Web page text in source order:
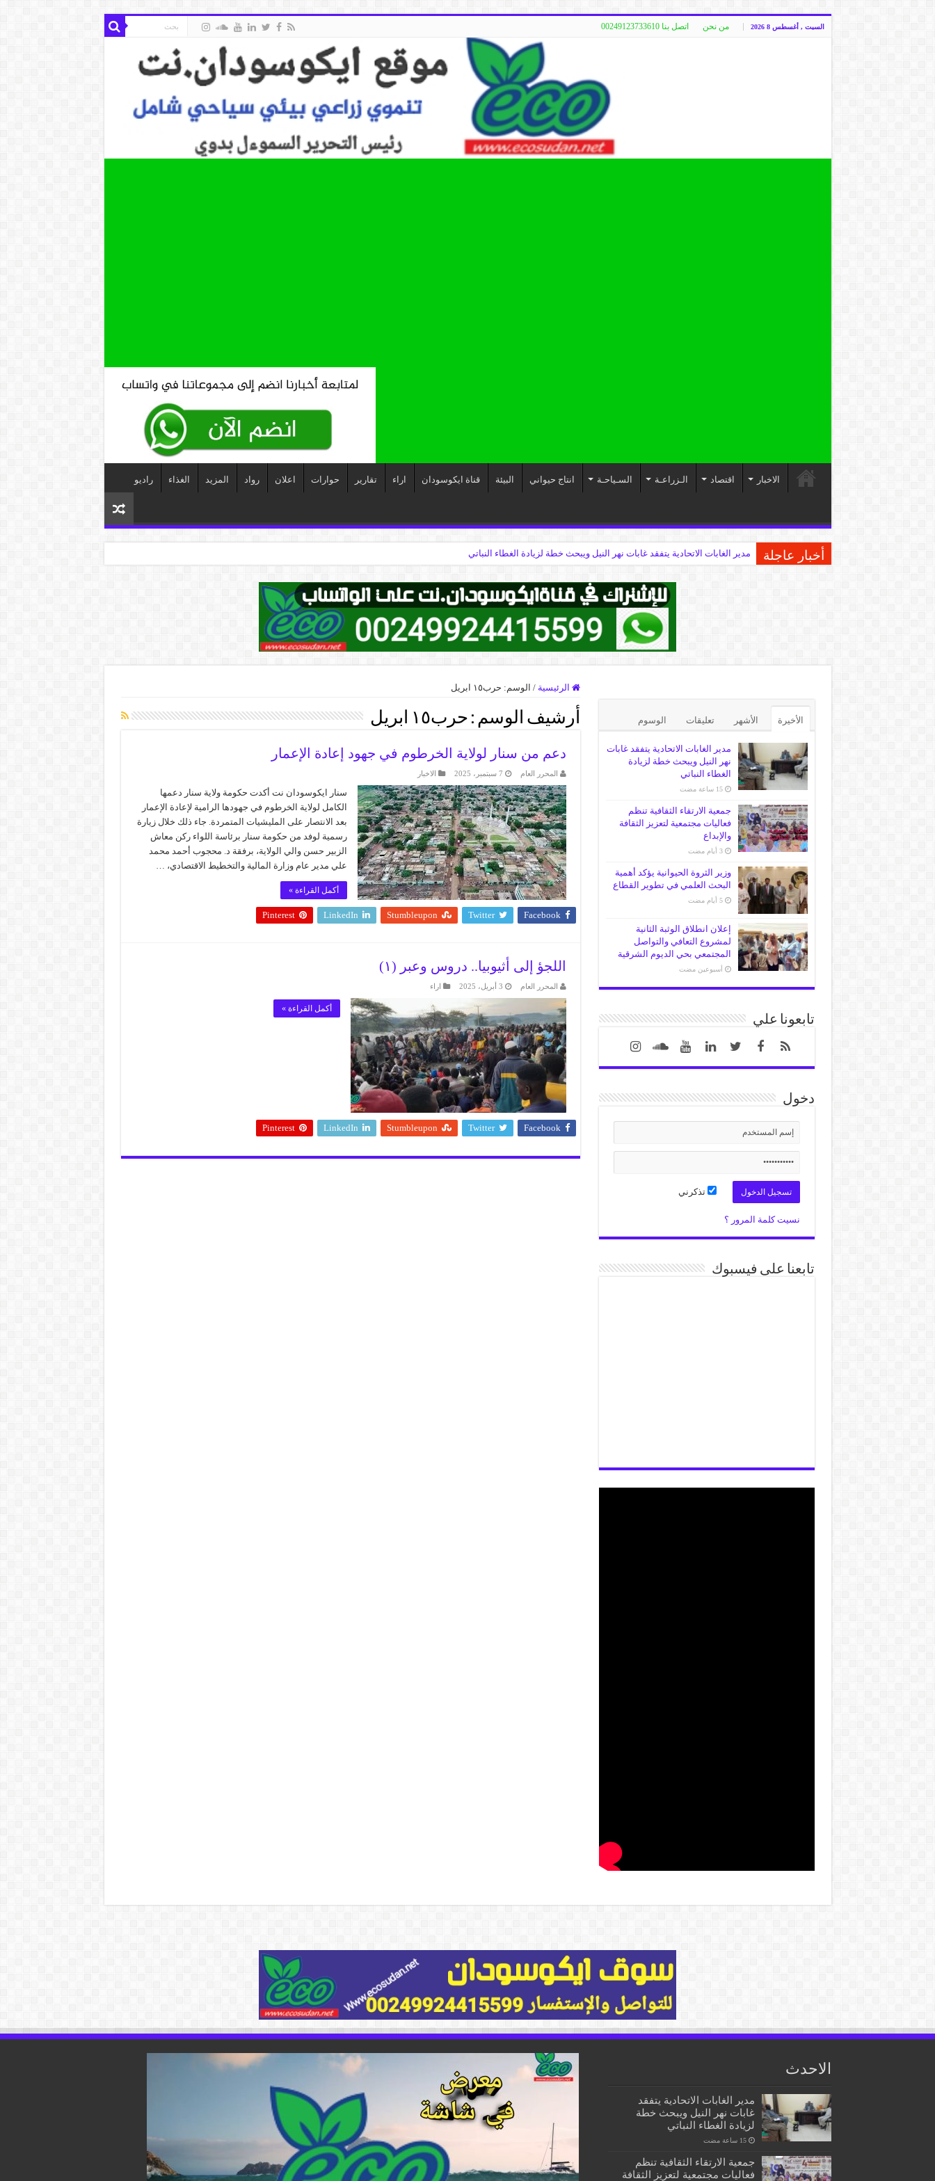
السبت , أغسطس 8 2026 من نحن اتصل بنا 00249123733610
الاخبار اقتصاد الـزراعـة السـياحـة انتاج حيواني البيئة قناة ايكوسودان اراء تقارير حوارات اعلان رواد المزيد الغذاء راديو
أخبار عاجلة مدير الغابات الاتحادية يتفقد غابات نهر النيل ويبحث خطة لزيادة الغطاء النباتي
الرئيسية / الوسم: حرب١٥ ابريل
أرشيف الوسم : حرب١٥ ابريل
دعم من سنار لولاية الخرطوم في جهود إعادة الإعمار
المحرر العام 7 سبتمبر، 2025 الاخبار
سنار ايكوسودان نت أكدت حكومة ولاية سنار دعمها
الكامل لولاية الخرطوم في جهودها الرامية لإعادة الإعمار
بعد الانتصار على المليشيات المتمردة. جاء ذلك خلال زيارة
رسمية لوفد من حكومة سنار برئاسة اللواء ركن معاش
الزبير حسن والي الولاية، برفقة د. محجوب أحمد محمد
علي مدير عام وزارة المالية والتخطيط الاقتصادي، …
أكمل القراءة »
Facebook
Twitter
Stumbleupon
LinkedIn
Pinterest
اللجؤ إلى أثيوبيا.. دروس وعبر (١)
المحرر العام 3 أبريل، 2025 اراء
أكمل القراءة »
Facebook
Twitter
Stumbleupon
LinkedIn
Pinterest
الأخيرة الأشهر تعليقات الوسوم
مدير الغابات الاتحادية يتفقد غابات
نهر النيل ويبحث خطة لزيادة
الغطاء النباتي
‏15 ساعة مضت
جمعية الارتقاء الثقافية تنظم
فعاليات مجتمعية لتعزيز الثقافة
والإبداع
‏3 أيام مضت
وزير الثروة الحيوانية يؤكد أهمية
البحث العلمي في تطوير القطاع
‏5 أيام مضت
إعلان انطلاق الوثبة الثانية
لمشروع التعافي والتواصل
المجتمعي بحي الديوم الشرقية
‏أسبوعين مضت
تابعونا علي
دخول
تذكرني
نسيت كلمة المرور ؟
تابعنا على فيسبوك
الاحدث
مدير الغابات الاتحادية يتفقد
غابات نهر النيل ويبحث خطة
لزيادة الغطاء النباتي
‏15 ساعة مضت
جمعية الارتقاء الثقافية تنظم
فعاليات مجتمعية لتعزيز الثقافة